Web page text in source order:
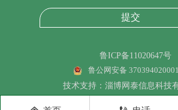
提交
鲁ICP备11020647号
鲁公网安备
技术支持：淄博网泰信息科技